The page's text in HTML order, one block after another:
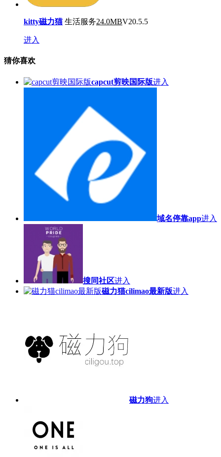
kitty磁力猫 生活服务24.0MBV20.5.5
进入
猜你喜欢
capcut剪映国际版进入
域名停靠app进入
搜同社区进入
磁力猫cilimao最新版进入
磁力狗进入